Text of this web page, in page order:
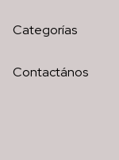
Categorías
Contactános